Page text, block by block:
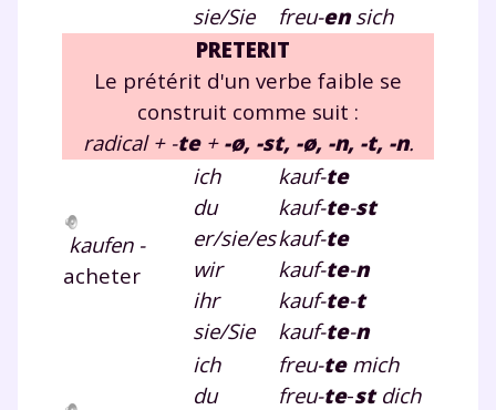
sie/Sie
freu-ensich
PRETERIT
Le prétérit d'un verbe faible se
construit comme suit :
radical + -te+ -ø, -st, -ø, -n, -t, -n.
kaufen -
acheter
ich
du
er/sie/es
wir
ihr
sie/Sie
kauf-te
kauf-te-st
kauf-te
kauf-te-n
kauf-te-t
kauf-te-n
ich
du
freu-temich
freu-te-st dich